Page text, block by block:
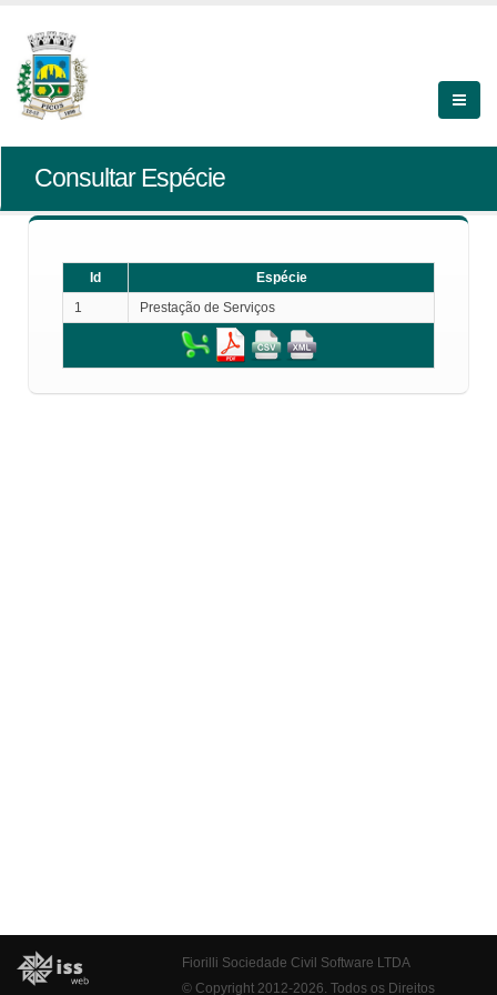
Consultar Espécie
Id
Espécie
1
Prestação de Serviços
Fiorilli Sociedade Civil Software LTDA
© Copyright 2012-2026. Todos os Direitos